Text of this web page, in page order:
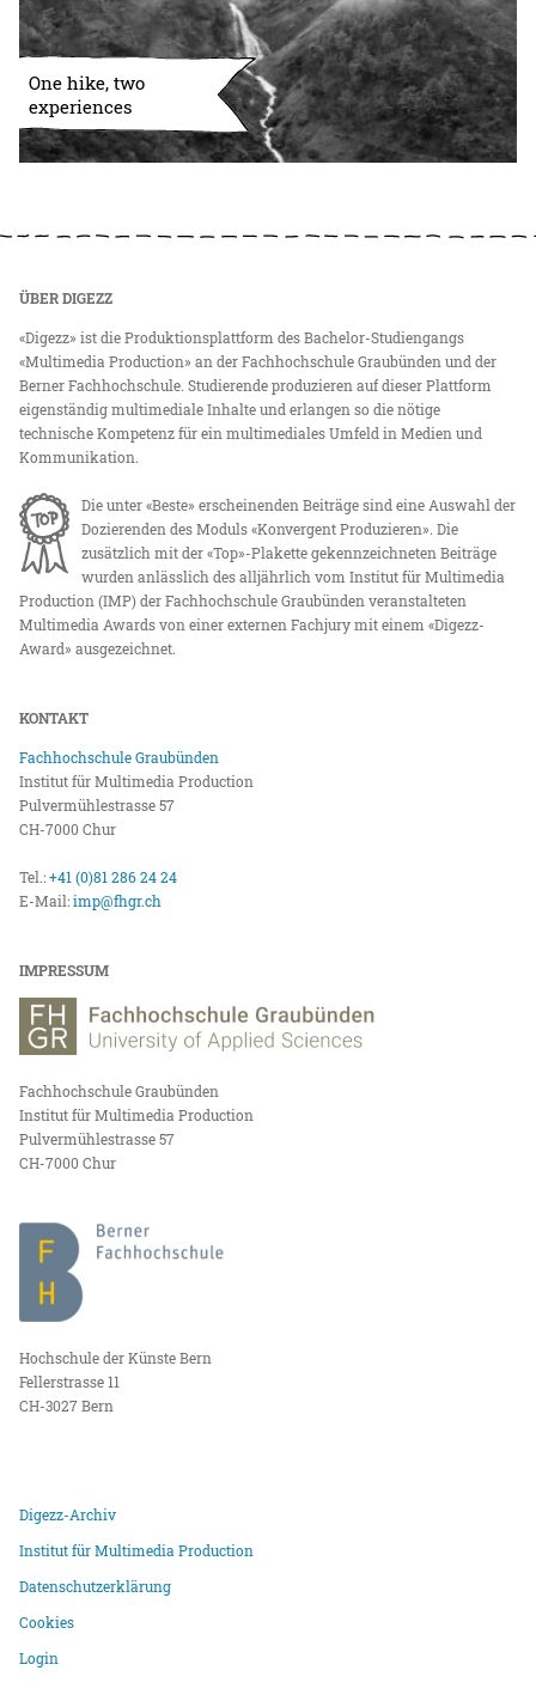
One hike, two
experiences
ÜBER DIGEZZ
«Digezz» ist die Produktionsplattform des Bachelor-Studiengangs
«Multimedia Production» an der Fachhochschule Graubünden und der
Berner Fachhochschule. Studierende produzieren auf dieser Plattform
eigenständig multimediale Inhalte und erlangen so die nötige
technische Kompetenz für ein multimediales Umfeld in Medien und
Kommunikation.
Die unter «Beste» erscheinenden Beiträge sind eine Auswahl der
Dozierenden des Moduls «Konvergent Produzieren». Die
zusätzlich mit der «Top»-Plakette gekennzeichneten Beiträge
wurden anlässlich des alljährlich vom Institut für Multimedia
Production (IMP) der Fachhochschule Graubünden veranstalteten
Multimedia Awards von einer externen Fachjury mit einem «Digezz-
Award» ausgezeichnet.
KONTAKT
Fachhochschule Graubünden
Institut für Multimedia Production
Pulvermühlestrasse 57
CH-7000 Chur
Tel.:+41 (0)81 286 24 24
E-Mail:imp@fhgr.ch
IMPRESSUM
Fachhochschule Graubünden
Institut für Multimedia Production
Pulvermühlestrasse 57
CH-7000 Chur
Hochschule der Künste Bern
Fellerstrasse 11
CH-3027 Bern
Digezz-Archiv
Institut für Multimedia Production
Datenschutzerklärung
Cookies
Login